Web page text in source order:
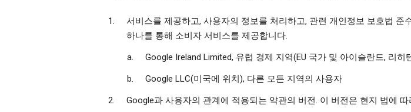
서비스를 제공하고, 사용자의 정보를 처리하고, 관련 개인정보 보호법
하나를 통해 소비자 서비스를 제공합니다.
Google Ireland Limited, 유럽 경제 지역(EU 국가 및 아이슬란드, 리
Google LLC(미국에 위치), 다른 모든 지역의 사용자
Google과 사용자의 관계에 적용되는 약관의 버전. 이 버전은 현지 법에